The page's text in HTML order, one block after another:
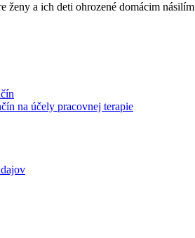
ženy a ich deti ohrozené domácim násilím
na účely pracovnej terapie